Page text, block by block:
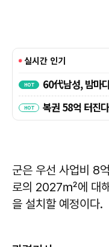
군은 우선 사업비 8
로의 2027㎡에 대
을 설치할 예정이다.